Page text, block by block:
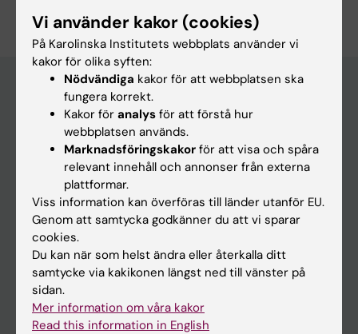
Upptäck KI
Utbildning
Forskarutbildning
Forskning
Om KI
Redaktionellt material
Medicinsk Vetenskap
Medicinvetarna
Vi använder kakor (cookies)
På Karolinska Institutets webbplats använder vi
kakor för olika syften:
Nödvändiga kakor för att webbplatsen ska
fungera korrekt.
Kakor för analys för att förstå hur
webbplatsen används.
Marknadsföringskakor för att visa och spåra
relevant innehåll och annonser från externa
plattformar.
Viss information kan överföras till länder utanför EU.
Genom att samtycka godkänner du att vi sparar
cookies.
Du kan när som helst ändra eller återkalla ditt
samtycke via kakikonen längst ned till vänster på
sidan.
Mer information om våra kakor
Read this information in English